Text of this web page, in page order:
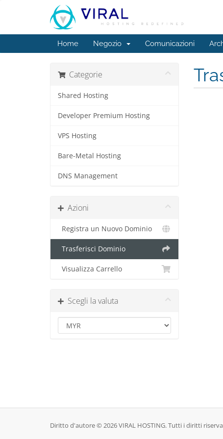
Home Negozio Comunicazioni
Categorie
Shared Hosting
Developer Premium Hosting
VPS Hosting
Bare-Metal Hosting
DNS Management
Azioni
Registra un Nuovo Dominio
Trasferisci Dominio
Visualizza Carrello
Scegli la valuta
Diritto d'autore © 2026 VIRAL HOSTING. Tutti i diritti